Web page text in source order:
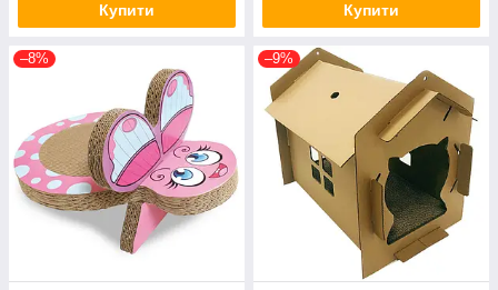
Купити Купити
–8% –9%